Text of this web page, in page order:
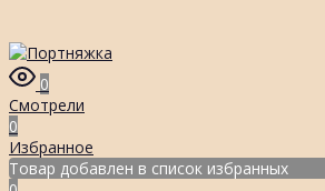
0
Смотрели
0
Избранное
Товар добавлен в список избранных